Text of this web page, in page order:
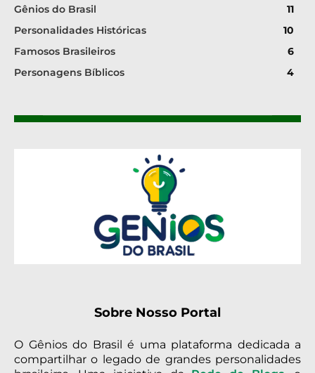
Gênios do Brasil
11
Personalidades Históricas
10
Famosos Brasileiros
6
Personagens Bíblicos
4
Sobre Nosso Portal
O Gênios do Brasil é uma plataforma dedicada a
compartilhar o legado de grandes personalidades